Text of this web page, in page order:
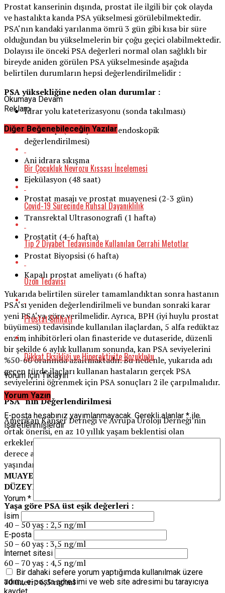
Prostat kanserinin dışında, prostat ile ilgili bir çok olayda
ve hastalıkta kanda PSA yükselmesi görülebilmektedir.
PSA‘nın kandaki yarılanma ömrü 3 gün gibi kısa bir süre
olduğundan bu yükselmelerin bir çoğu geçici olabilmektedir.
Dolayısı ile önceki PSA değerleri normal olan sağlıklı bir
bireyde aniden görülen PSA yükselmesinde aşağıda
belirtilen durumların hepsi değerlendirilmelidir :
PSA yüksekliğine neden olan durumlar :
İdrar yolu kateterizasyonu (sonda takılması)
Sistoskopi (idrar yolunun endoskopik
değerlendirilmesi)
Ani idrara sıkışma
Ejekülasyon (48 saat)
Prostat masajı ve prostat muayenesi (2-3 gün)
Transrektal Ultrasonografi (1 hafta)
Prostatit (4-6 hafta)
Prostat Biyopsisi (6 hafta)
Kapalı prostat ameliyatı (6 hafta)
Yukarıda belirtilen süreler tamamlandıktan sonra hastanın
PSA‘sı yeniden değerlendirilmeli ve bundan sonraki karar
yeni PSA‘ya göre verilmelidir. Ayrıca, BPH (iyi huylu prostat
büyümesi) tedavisinde kullanılan ilaçlardan, 5 alfa redüktaz
enzim inhibitörleri olan finasteride ve dutaseride, düzenli
bir şekilde 6 aylık kullanım sonunda, kan PSA seviyelerini
%50-60 oranında azaltmaktadır. Bu nedenle, yukarıda adı
geçen türde ilaçları kullanan hastaların gerçek PSA
seviyelerini öğrenmek için PSA sonuçları 2 ile çarpılmalıdır.
PSA ‘ nın Değerlendirilmesi
Amerikan Kanser Derneği ve Avrupa Üroloji Derneği’nin
ortak önerisi, en az 10 yıllık yaşam beklentisi olan
erkeklere, 50 yaşından itibaren veya 2 ya da daha çok birinci
derece akrabasında prostat kanseri tespit edilenlerde 45
yaşından itibaren,
MUAYENE YAPILMASI
DÜZEYLERİNE BAKILMASI
Yaşa göre PSA üst eşik değerleri :
40 – 50 yaş : 2,5 ng/ml
50 – 60 yaş : 3,5 ng/ml
60 – 70 yaş : 4,5 ng/ml
70 üzeri : 6,5 ng/ml
Okumaya Devam
Reklam
Diğer Beğenebileceğin Yazılar
Bir Çocukluk Nevrozu Kıssası İncelemesi
Covid-19 Sürecinde Ruhsal Dayanıklılık
Tip 2 Diyabet Tedavisinde Kullanılan Cerrahi Metotlar
Ozon Tedavisi
Prostat Sıhhati
Dikkat Eksikliği ve Hiperaktivite Bozukluğu
Yorum İçin Tıklayın
Yorum Yazın
E-posta hesabınız yayımlanmayacak. Gerekli alanlar *ile
işaretlenmişlerdir
Yorum *
İsim
E-posta
İnternet sitesi
Bir dahaki sefere yorum yaptığımda kullanılmak üzere
adımı, e-posta adresimi ve web site adresimi bu tarayıcıya